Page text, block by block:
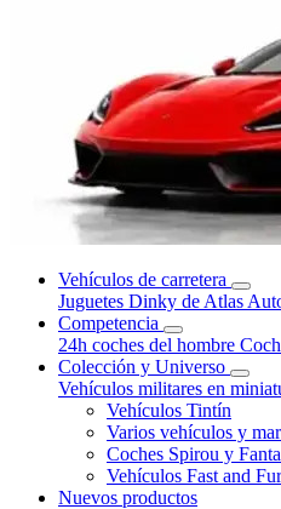
Vehículos de carretera
Juguetes Dinky de Atlas
Competencia
24h coches del hombre
Colección y Universo
Vehículos militares en
Vehículos Tintín
Varios vehículos y
Coches Spirou y
Vehículos Fast and
Nuevos productos